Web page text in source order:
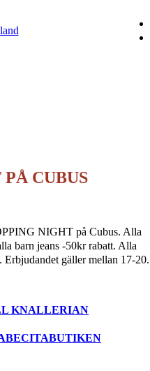
CUBUS
NIGHT på Cubus. Alla
barn jeans -50kr rabatt. Alla
gäller mellan 17-20.
KNALLERIAN